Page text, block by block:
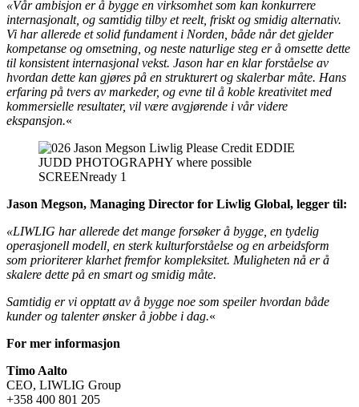
«Vår ambisjon er å bygge en virksomhet som kan konkurrere
internasjonalt, og samtidig tilby et reelt, friskt og smidig alternativ.
Vi har allerede et solid fundament i Norden, både når det gjelder
kompetanse og omsetning, og neste naturlige steg er å omsette dette
til konsistent internasjonal vekst. Jason har en klar forståelse av
hvordan dette kan gjøres på en strukturert og skalerbar måte. Hans
erfaring på tvers av markeder, og evne til å koble kreativitet med
kommersielle resultater, vil være avgjørende i vår videre
ekspansjon.«
Jason Megson, Managing Director for Liwlig Global, legger til:
«LIWLIG har allerede det mange forsøker å bygge, en tydelig
operasjonell modell, en sterk kulturforståelse og en arbeidsform
som prioriterer klarhet fremfor kompleksitet. Muligheten nå er å
skalere dette på en smart og smidig måte.
Samtidig er vi opptatt av å bygge noe som speiler hvordan både
kunder og talenter ønsker å jobbe i dag.«
For mer informasjon
Timo Aalto
CEO, LIWLIG Group
+358 400 801 205